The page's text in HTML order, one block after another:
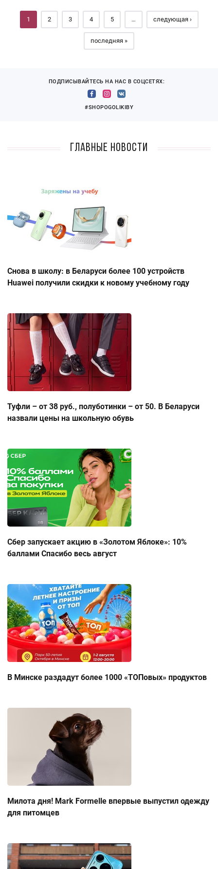
1 2 3 4 5 … следующая ›
последняя »
ПОДПИСЫВАЙТЕСЬ НА НАС В СОЦСЕТЯХ:
#SHOPOGOLIKIBY
Главные новости
Снова в школу: в Беларуси более 100 устройств
Huawei получили скидки к новому учебному году
Туфли – от 38 руб., полуботинки – от 50. В Беларуси
назвали цены на школьную обувь
Сбер запускает акцию в «Золотом Яблоке»: 10%
баллами Спасибо весь август
В Минске раздадут более 1000 «ТОПовых» продуктов
Милота дня! Mark Formelle впервые выпустил одежду
для питомцев